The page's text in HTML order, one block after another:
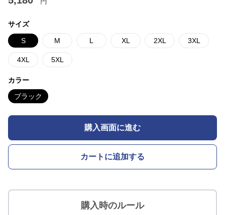
サイズ
S M L XL 2XL 3XL
4XL 5XL
カラー
ブラック
購入画面に進む
カートに追加する
購入時のルール